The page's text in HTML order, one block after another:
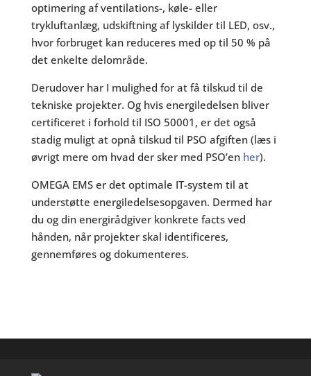
optimering af ventilations-, køle- eller
trykluftanlæg, udskiftning af lyskilder til LED, osv.,
hvor forbruget kan reduceres med op til 50 % på
det enkelte delområde.
Derudover har I mulighed for at få tilskud til de
tekniske projekter. Og hvis energiledelsen bliver
certificeret i forhold til ISO 50001, er det også
stadig muligt at opnå tilskud til PSO afgiften (læs i
øvrigt mere om hvad der sker med PSO’en her).
OMEGA EMS er det optimale IT-system til at
understøtte energiledelsesopgaven. Dermed har
du og din energirådgiver konkrete facts ved
hånden, når projekter skal identificeres,
gennemføres og dokumenteres.